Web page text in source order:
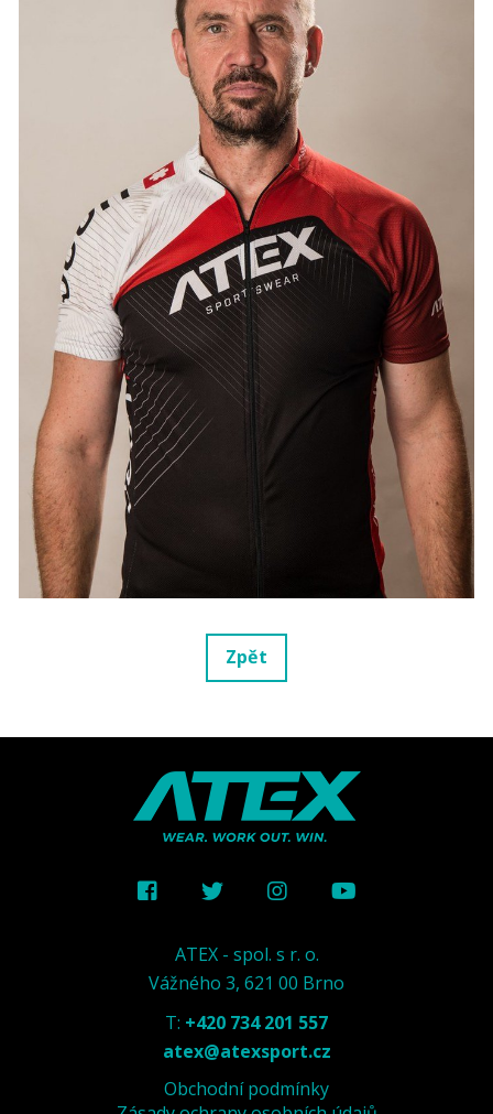
Zpět
ATEX - spol. s r. o.
Vážného 3, 621 00 Brno
T: +420 734 201 557
atex@atexsport.cz
Obchodní podmínky